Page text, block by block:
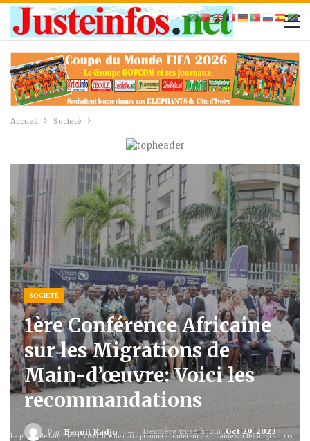
Accueil Societé
SOCIETÉ
1ère Conférence Africaine
sur les Migrations de
Main-d’œuvre: Voici les
recommandations
Par Benoit Kadjo Dernière mise à jourOct 29, 2023
La photo de famille à l'ouverture de cette première conférence africaine sur les migrations